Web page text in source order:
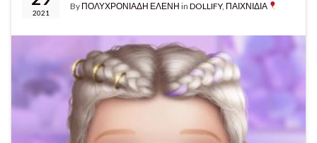
2021
By ΠΟΛΥΧΡΟΝΙΑΔΗ ΕΛΕΝΗ in DOLLIFY, ΠΑΙΧΝΙΔΙΑ